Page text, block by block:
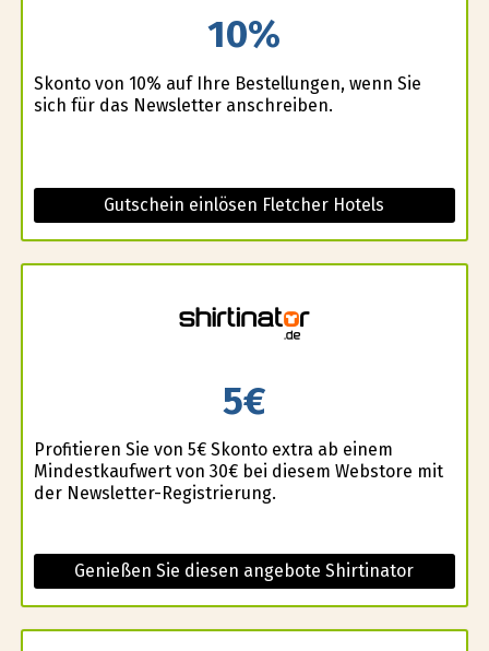
10%
Skonto von 10% auf Ihre Bestellungen, wenn Sie
sich für das Newsletter anschreiben.
Gutschein einlösen Fletcher Hotels
5€
Profitieren Sie von 5€ Skonto extra ab einem
Mindestkaufwert von 30€ bei diesem Webstore mit
der Newsletter-Registrierung.
Genießen Sie diesen angebote Shirtinator